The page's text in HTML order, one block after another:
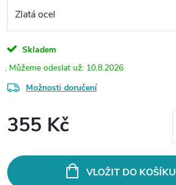
Skladem
10.8.2026
Možnosti doručení
355 Kč
VLOŽIT DO KOŠÍKU